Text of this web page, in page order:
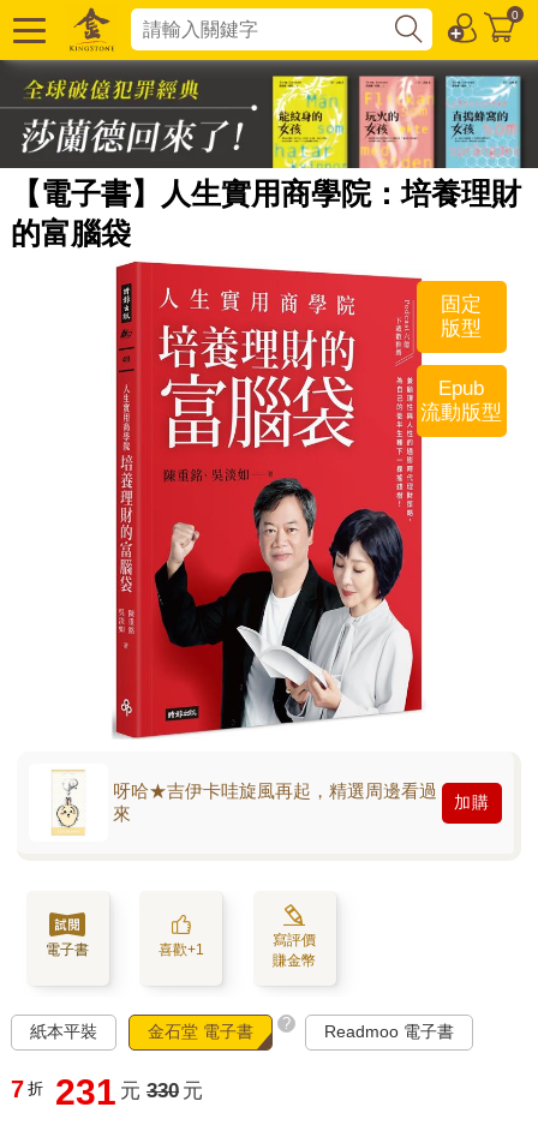
0
【電子書】人生實用商學院：培養理財
的富腦袋
固定
版型
Epub
流動版型
呀哈★吉伊卡哇旋風再起，精選周邊看過
來
加購
電子書 喜歡+1
寫評價
賺金幣
紙本平裝 金石堂 電子書 ? Readmoo 電子書
7 折 231 元 330 元